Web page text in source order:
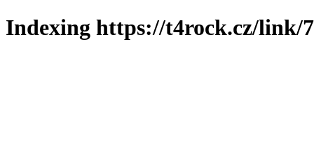
Indexing https://t4rock.cz/link/